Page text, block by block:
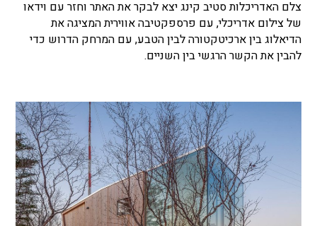
צלם האדריכלות סטיב קינג יצא לבקר את האתר וחזר עם וידאו
של צילום אדריכלי, עם פרספקטיבה אווירית המציגה את
הדיאלוג בין ארכיטקטורה לבין הטבע, עם המרחק הדרוש כדי
להבין את הקשר הרגשי בין השניים.